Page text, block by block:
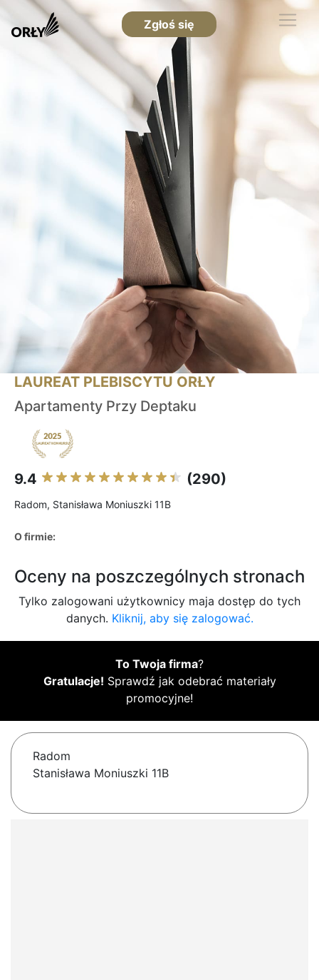
Zgłoś się
LAUREAT PLEBISCYTU ORŁY
Apartamenty Przy Deptaku
9.4 (290)
Radom, Stanisława Moniuszki 11B
O firmie:
Oceny na poszczególnych stronach
Tylko zalogowani użytkownicy maja dostęp do tych
danych. Kliknij, aby się zalogować.
To Twoja firma?
Gratulacje! Sprawdź jak odebrać materiały
promocyjne!
Radom
Stanisława Moniuszki 11B